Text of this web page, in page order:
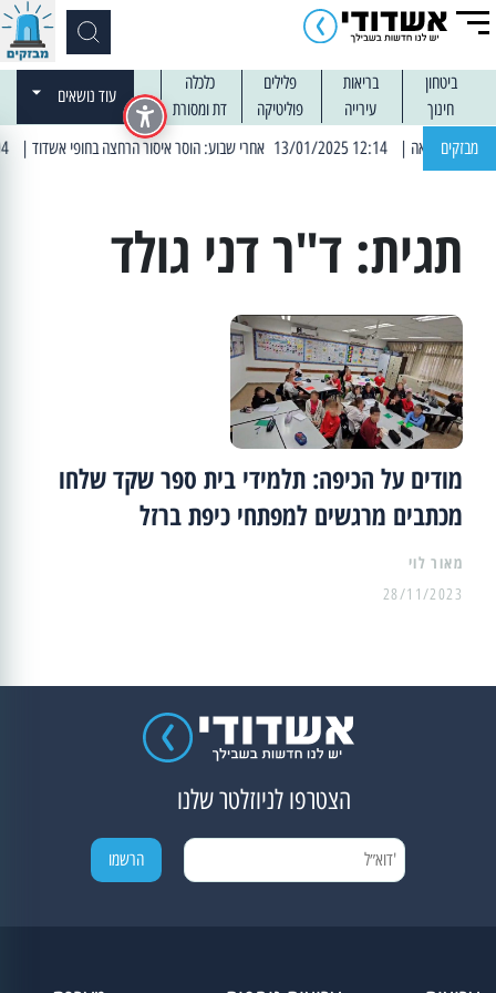
ביטחון בריאות פלילים
כלכלה
חינוך
עירייה פוליטיקה דת ומסורת
עוד נושאים
מבזקים | 12:14 13/01/2025 אחרי שבוע: הוסר איסור הרחצה בחופי אשדוד | 13:04 14/01/2025 עובדים בלילות: עבודות קרצוף וריבוד אספלט
תגית: ד"ר דני גולד
מודים על הכיפה: תלמידי בית ספר שקד שלחו
מכתבים מרגשים למפתחי כיפת ברזל
מאור לוי
28/11/2023
הצטרפו לניוזלטר שלנו